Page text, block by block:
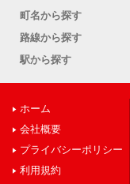
町名から探す
路線から探す
駅から探す
ホーム
会社概要
プライバシーポリシー
利用規約